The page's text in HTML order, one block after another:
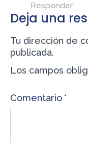
Responder
Deja una
Tu dirección de
publicada.
Los campos
Comentario*